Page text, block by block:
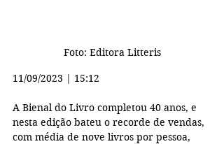
Foto: Editora Litteris
11/09/2023 | 15:12
A Bienal do Livro completou 40 anos, e
nesta edição bateu o recorde de vendas,
com média de nove livros por pessoa,